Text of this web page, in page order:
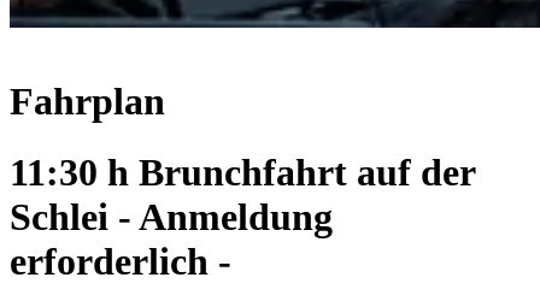
Fahrplan
11:30 h Brunchfahrt auf der
Schlei - Anmeldung
erforderlich -